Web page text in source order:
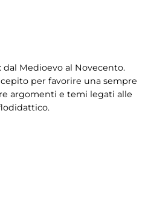
Medioevo al Novecento.
per favorire una sempre
argomenti e temi legati alle